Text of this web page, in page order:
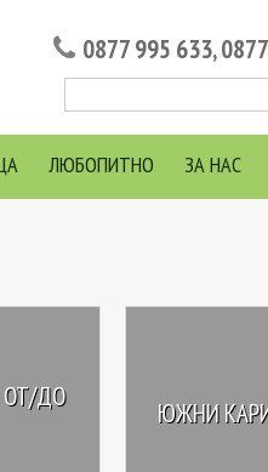
0877 995 633,
ЛЮБОПИТНО ЗА НАС
ОТ/ДО
ЮЖНИ